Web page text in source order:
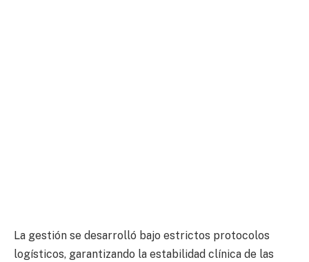
La gestión se desarrolló bajo estrictos protocolos
logísticos, garantizando la estabilidad clínica de las